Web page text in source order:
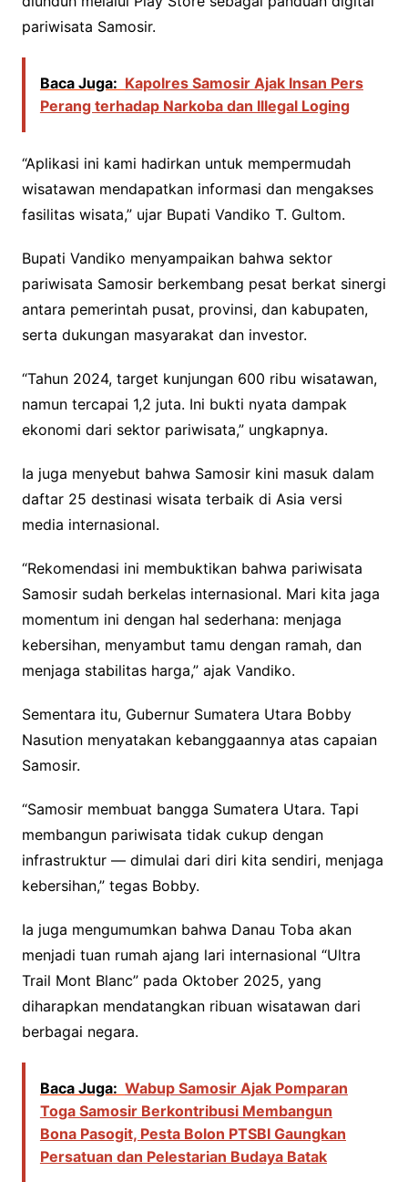
pariwisata Samosir.
Baca Juga: Kapolres Samosir Ajak Insan Pers
Perang terhadap Narkoba dan Illegal Loging
“Aplikasi ini kami hadirkan untuk mempermudah
wisatawan mendapatkan informasi dan mengakses
fasilitas wisata,” ujar Bupati Vandiko T. Gultom.
Bupati Vandiko menyampaikan bahwa sektor
pariwisata Samosir berkembang pesat berkat sinergi
antara pemerintah pusat, provinsi, dan kabupaten,
serta dukungan masyarakat dan investor.
“Tahun 2024, target kunjungan 600 ribu wisatawan,
namun tercapai 1,2 juta. Ini bukti nyata dampak
ekonomi dari sektor pariwisata,” ungkapnya.
Ia juga menyebut bahwa Samosir kini masuk dalam
daftar 25 destinasi wisata terbaik di Asia versi
media internasional.
“Rekomendasi ini membuktikan bahwa pariwisata
Samosir sudah berkelas internasional. Mari kita jaga
momentum ini dengan hal sederhana: menjaga
kebersihan, menyambut tamu dengan ramah, dan
menjaga stabilitas harga,” ajak Vandiko.
Sementara itu, Gubernur Sumatera Utara Bobby
Nasution menyatakan kebanggaannya atas capaian
Samosir.
“Samosir membuat bangga Sumatera Utara. Tapi
membangun pariwisata tidak cukup dengan
infrastruktur — dimulai dari diri kita sendiri, menjaga
kebersihan,” tegas Bobby.
Ia juga mengumumkan bahwa Danau Toba akan
menjadi tuan rumah ajang lari internasional “Ultra
Trail Mont Blanc” pada Oktober 2025, yang
diharapkan mendatangkan ribuan wisatawan dari
berbagai negara.
Baca Juga: Wabup Samosir Ajak Pomparan
Toga Samosir Berkontribusi Membangun
Bona Pasogit, Pesta Bolon PTSBI Gaungkan
Persatuan dan Pelestarian Budaya Batak